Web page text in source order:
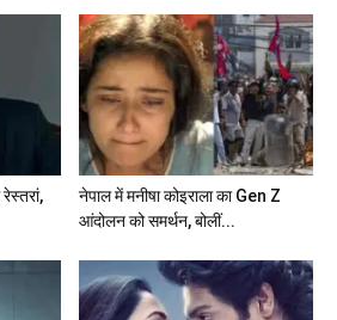
नेपाल में मनीषा कोइराला का Gen Z
आंदोलन को समर्थन, बोलीं...